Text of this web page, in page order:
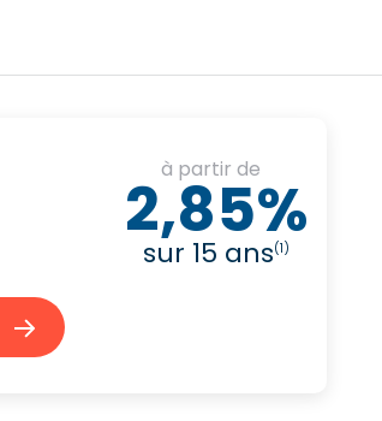
à partir de
2,85%
sur 15 ans(1)